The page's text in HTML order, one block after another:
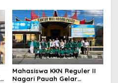
Mewujudkan Ketahanan
Pangan Berkelanjutan
Mahasiswa KKN Reguler II
Nagari Pauah Gelar